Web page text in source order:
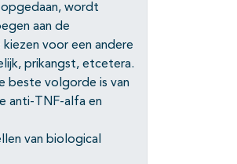
opgedaan, wordt
aan de
voor een andere
prikangst, etcetera.
beste volgorde is van
anti-TNF-alfa en
van biological